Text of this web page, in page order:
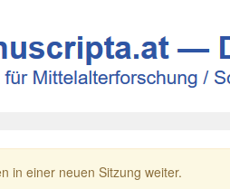
in einer neuen Sitzung weiter.